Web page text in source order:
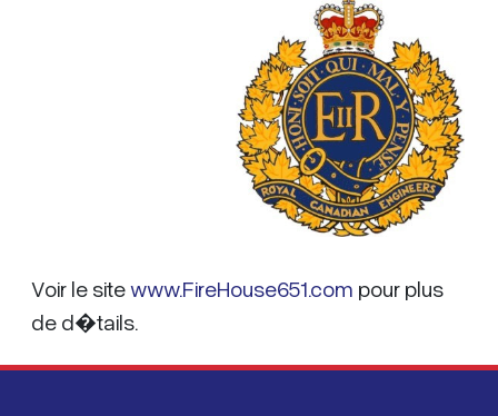
Voir le sitewww.FireHouse651.com pour plus
de d�tails.